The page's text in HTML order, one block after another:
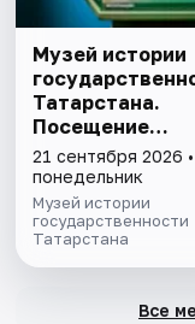
Музей истории
Татарстана.
Посещение
выставочного
и экспозиции
21 сентября 2026 •
понедельник
Музей истории
государственности
Татарстана
Все